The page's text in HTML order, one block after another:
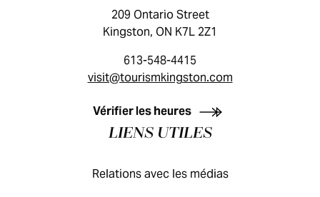
GUIDE DES VISITEURS
209 Ontario Street
Kingston, ON K7L 2Z1
613-548-4415
visit@tourismkingston.com
Vérifier les heures
LIENS UTILES
Relations avec les médias